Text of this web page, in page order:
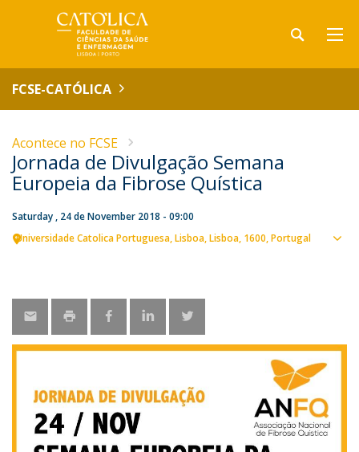
FCSE-CATÓLICA
Acontece no FCSE
Jornada de Divulgação Semana
Europeia da Fibrose Quística
Saturday , 24 de November 2018 - 09:00
Universidade Catolica Portuguesa Lisboa Lisboa 1600 Portugal